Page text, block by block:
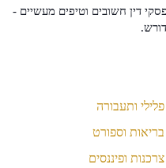
דין חשובים וטיפים מעשיים -
פלילי ותעבורה
בריאות וספורט
צרכנות ופיננסים